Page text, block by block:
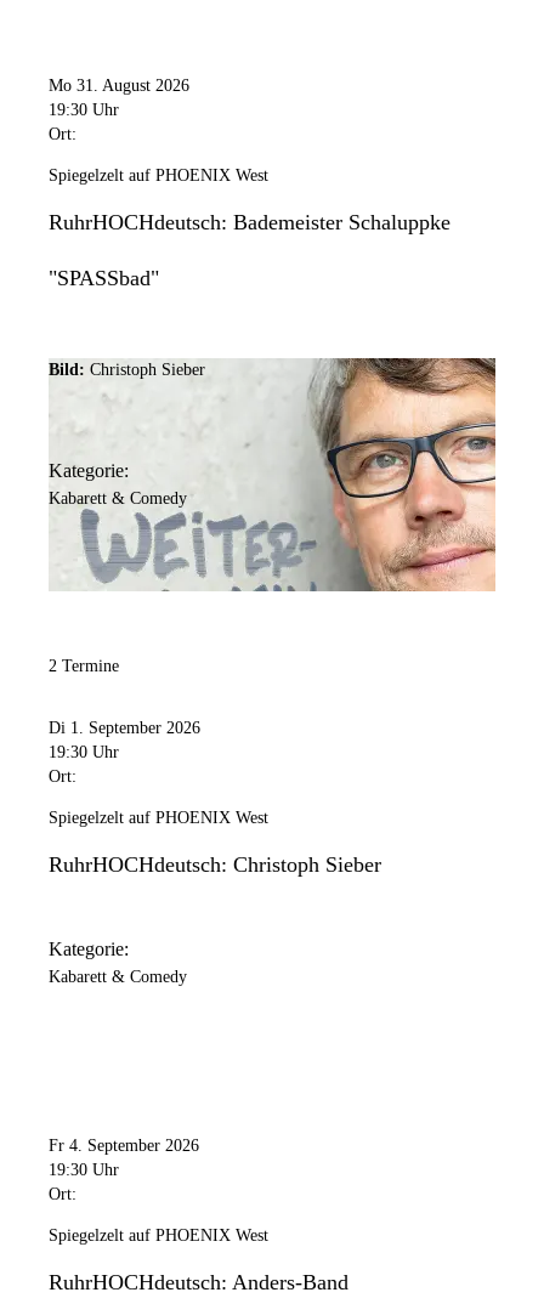
Mo 31. August 2026
19:30 Uhr
Ort:
Spiegelzelt auf PHOENIX West
RuhrHOCHdeutsch: Bademeister Schaluppke
"SPASSbad"
Bild: Christoph Sieber
Kategorie:
Kabarett & Comedy
2 Termine
Di 1. September 2026
19:30 Uhr
Ort:
Spiegelzelt auf PHOENIX West
RuhrHOCHdeutsch: Christoph Sieber
Kategorie:
Kabarett & Comedy
Fr 4. September 2026
19:30 Uhr
Ort:
Spiegelzelt auf PHOENIX West
RuhrHOCHdeutsch: Anders-Band